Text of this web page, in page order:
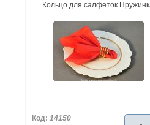
Кольцо для салфеток
Код: 14150